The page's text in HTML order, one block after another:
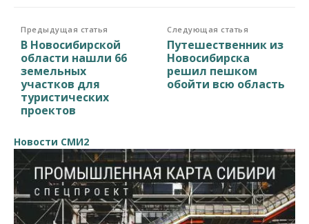
Предыдущая статья
В Новосибирской
области нашли 66
земельных
участков для
туристических
проектов
Следующая статья
Путешественник из
Новосибирска
решил пешком
обойти всю область
Новости СМИ2